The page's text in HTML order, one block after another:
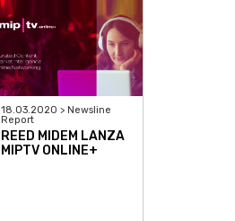
18.03.2020 > Newsline
Report
REED MIDEM LANZA
MIPTV ONLINE+